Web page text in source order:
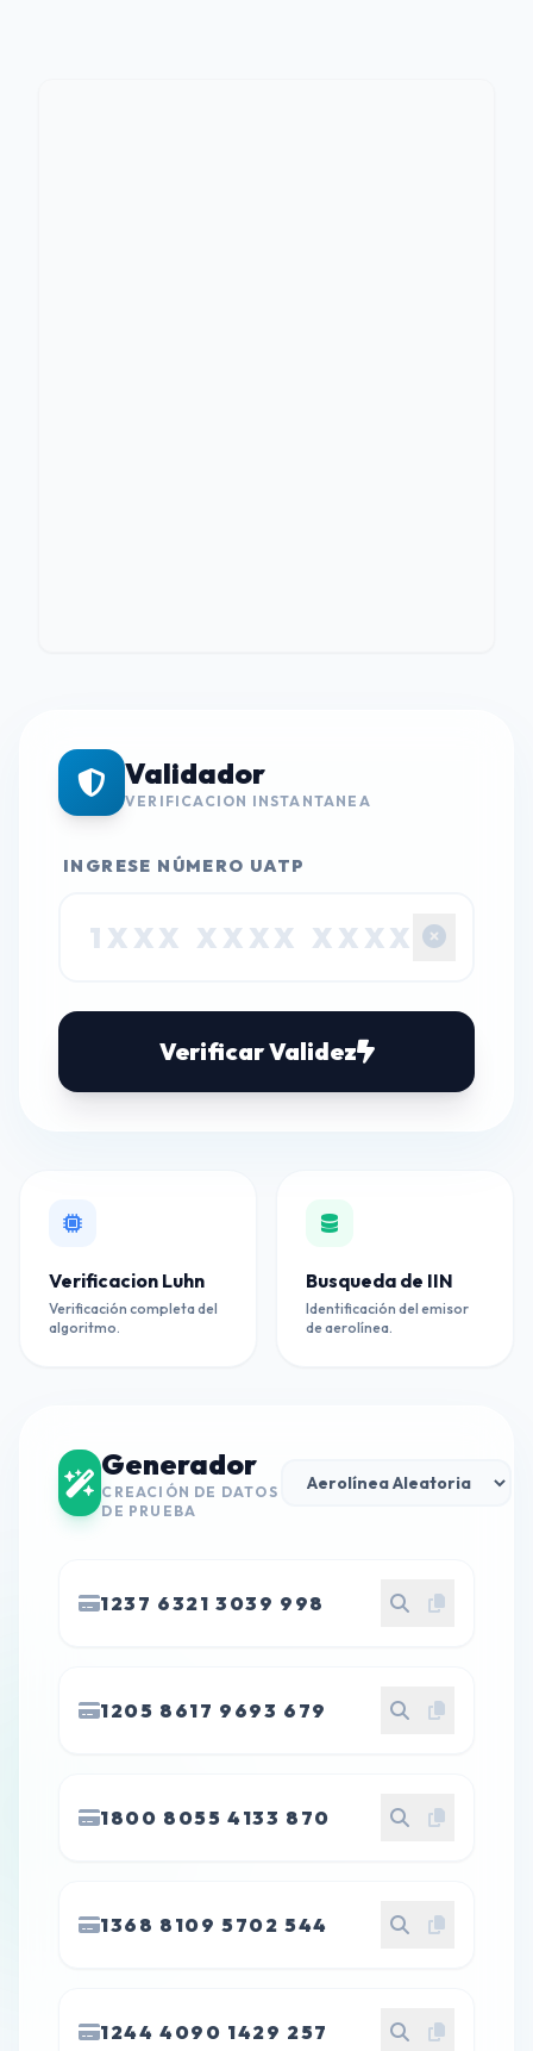
Validador
VERIFICACION INSTANTANEA
INGRESE NÚMERO UATP
Verificar Validez
Verificacion Luhn
Verificación completa del
algoritmo.
Busqueda de IIN
Identificación del emisor
de aerolínea.
Generador
CREACIÓN DE DATOS
DE PRUEBA
1237 6321 3039 998
1205 8617 9693 679
1800 8055 4133 870
1368 8109 5702 544
1244 4090 1429 257